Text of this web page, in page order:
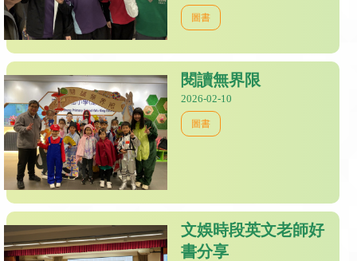
圖書
閱讀無界限
2026-02-10
圖書
文娛時段英文老師好
書分享